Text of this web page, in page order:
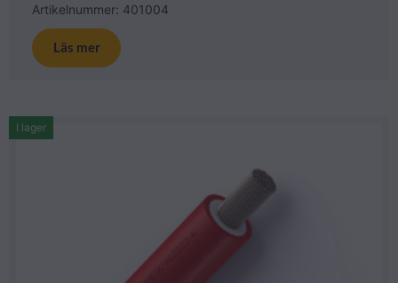
Artikelnummer: 401004
Läs mer
I lager